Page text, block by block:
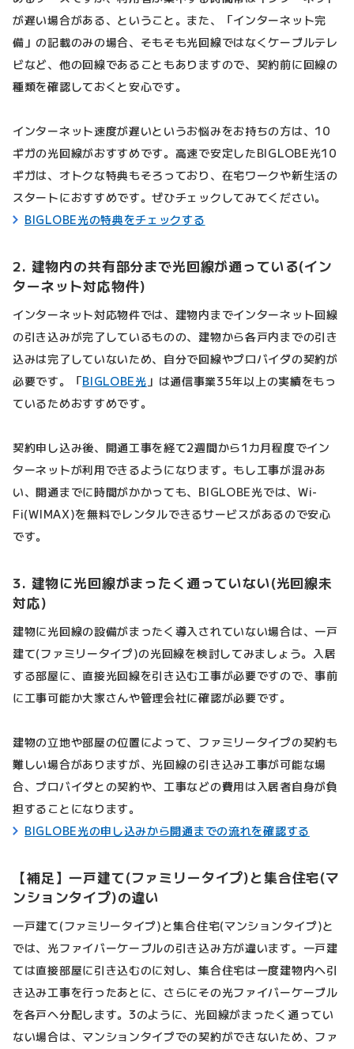
が遅い場合がある、ということ。また、「インターネット完
備」の記載のみの場合、そもそも光回線ではなくケーブルテレ
ビなど、他の回線であることもありますので、契約前に回線の
種類を確認しておくと安心です。
インターネット速度が遅いというお悩みをお持ちの方は、10
ギガの光回線がおすすめです。高速で安定したBIGLOBE光10
ギガは、オトクな特典もそろっており、在宅ワークや新生活の
スタートにおすすめです。ぜひチェックしてみてください。
BIGLOBE光の特典をチェックする
2. 建物内の共有部分まで光回線が通っている(イン
ターネット対応物件)
インターネット対応物件では、建物内までインターネット回線
の引き込みが完了しているものの、建物から各戸内までの引き
込みは完了していないため、自分で回線やプロバイダの契約が
必要です。「BIGLOBE光 」は通信事業35年以上の実績をもっ
ているためおすすめです。
契約申し込み後、開通工事を経て2週間から1カ月程度でイン
ターネットが利用できるようになります。もし工事が混みあ
い、開通までに時間がかかっても、BIGLOBE光では、Wi-
Fi(WIMAX)を無料でレンタルできるサービスがあるので安心
です。
3. 建物に光回線がまったく通っていない(光回線未
対応)
建物に光回線の設備がまったく導入されていない場合は、一戸
建て(ファミリータイプ)の光回線を検討してみましょう。入居
する部屋に、直接光回線を引き込む工事が必要ですので、事前
に工事可能か大家さんや管理会社に確認が必要です。
建物の立地や部屋の位置によって、ファミリータイプの契約も
難しい場合がありますが、光回線の引き込み工事が可能な場
合、プロバイダとの契約や、工事などの費用は入居者自身が負
担することになります。
BIGLOBE光の申し込みから開通までの流れを確認する
【補足】一戸建て(ファミリータイプ)と集合住宅(マ
ンションタイプ)の違い
一戸建て(ファミリータイプ)と集合住宅(マンションタイプ)と
では、光ファイバーケーブルの引き込み方が違います。一戸建
ては直接部屋に引き込むのに対し、集合住宅は一度建物内へ引
き込み工事を行ったあとに、さらにその光ファイバーケーブル
を各戸へ分配します。3のように、光回線がまったく通ってい
ない場合は、マンションタイプでの契約ができないため、ファ